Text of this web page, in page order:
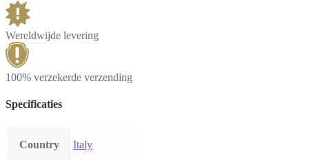
Wereldwijde levering
100% verzekerde verzending
Specificaties
Country Italy